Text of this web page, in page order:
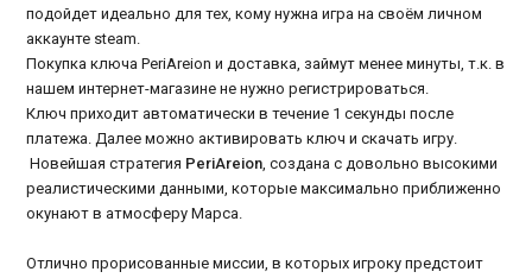
подойдет идеально для тех, кому нужна игра на своём личном
аккаунте steam.
Покупка ключа PeriAreion и доставка, займут менее минуты, т.к. в
нашем интернет-магазине не нужно регистрироваться.
Ключ приходит автоматически в течение 1 секунды после
платежа. Далее можно активировать ключ и скачать игру.
Новейшая стратегия PeriAreion, создана с довольно высокими
реалистическими данными, которые максимально приближенно
окунают в атмосферу Марса.
Отлично прорисованные миссии, в которых игроку предстоит